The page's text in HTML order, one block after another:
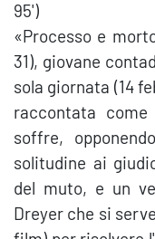
95')
«Processo e
31), giovane
sola giornata (14
raccontata
soffre,
solitudine ai
del muto, e un
Dreyer che si